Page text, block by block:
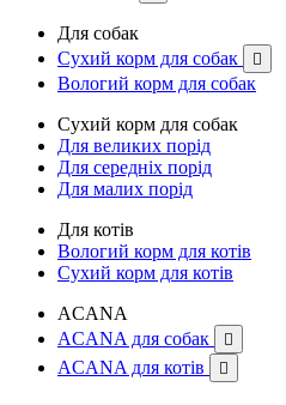
Для собак
Сухий корм для собак

Вологий корм для собак
Сухий корм для собак
Для великих порід
Для середніх порід
Для малих порід
Для котів
Вологий корм для котів
Сухий корм для котів
ACANA
ACANA для собак

ACANA для котів 